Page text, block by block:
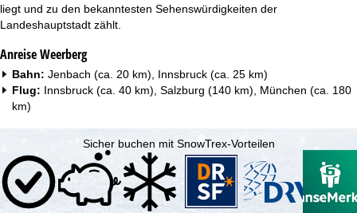
liegt und zu den bekanntesten Sehenswürdigkeiten der
Landeshauptstadt zählt.
Anreise Weerberg
Bahn: Jenbach (ca. 20 km), Innsbruck (ca. 25 km)
Flug: Innsbruck (ca. 40 km), Salzburg (140 km), München (ca. 180
km)
Sicher buchen mit SnowTrex-Vorteilen